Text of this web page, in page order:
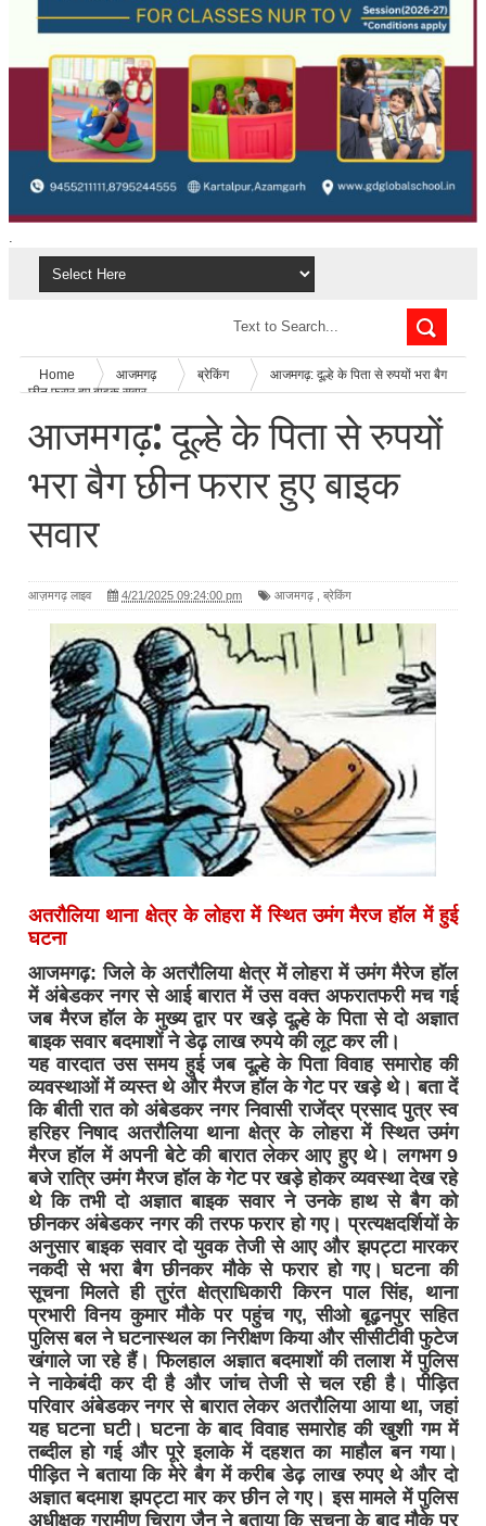
.
Home आजमगढ़ ब्रेकिंग
आजमगढ़: दूल्हे के पिता से रुपयों भरा बैग
छीन फरार हुए बाइक सवार
आजमगढ़: दूल्हे के पिता से रुपयों
भरा बैग छीन फरार हुए बाइक
सवार
आज़मगढ़ लाइव 4/21/2025 09:24:00 pm आजमगढ़ ब्रेकिंग
अतरौलिया थाना क्षेत्र के लोहरा में स्थित उमंग मैरज हॉल में हुई
घटना
आजमगढ़: जिले के अतरौलिया क्षेत्र में लोहरा में उमंग मैरेज हॉल
में अंबेडकर नगर से आई बारात में उस वक्त अफरातफरी मच गई
जब मैरज हॉल के मुख्य द्वार पर खड़े दूल्हे के पिता से दो अज्ञात
बाइक सवार बदमाशों ने डेढ़ लाख रुपये की लूट कर ली।
यह वारदात उस समय हुई जब दूल्हे के पिता विवाह समारोह की
व्यवस्थाओं में व्यस्त थे और मैरज हॉल के गेट पर खड़े थे। बता दें
कि बीती रात को अंबेडकर नगर निवासी राजेंद्र प्रसाद पुत्र स्व
हरिहर निषाद अतरौलिया थाना क्षेत्र के लोहरा में स्थित उमंग
मैरज हॉल में अपनी बेटे की बारात लेकर आए हुए थे। लगभग 9
बजे रात्रि उमंग मैरज हॉल के गेट पर खड़े होकर व्यवस्था देख रहे
थे कि तभी दो अज्ञात बाइक सवार ने उनके हाथ से बैग को
छीनकर अंबेडकर नगर की तरफ फरार हो गए। प्रत्यक्षदर्शियों के
अनुसार बाइक सवार दो युवक तेजी से आए और झपट्टा मारकर
नकदी से भरा बैग छीनकर मौके से फरार हो गए। घटना की
सूचना मिलते ही तुरंत क्षेत्राधिकारी किरन पाल सिंह, थाना
प्रभारी विनय कुमार मौके पर पहुंच गए, सीओ बूढ़नपुर सहित
पुलिस बल ने घटनास्थल का निरीक्षण किया और सीसीटीवी फुटेज
खंगाले जा रहे हैं। फिलहाल अज्ञात बदमाशों की तलाश में पुलिस
ने नाकेबंदी कर दी है और जांच तेजी से चल रही है। पीड़ित
परिवार अंबेडकर नगर से बारात लेकर अतरौलिया आया था, जहां
यह घटना घटी। घटना के बाद विवाह समारोह की खुशी गम में
तब्दील हो गई और पूरे इलाके में दहशत का माहौल बन गया।
पीड़ित ने बताया कि मेरे बैग में करीब डेढ़ लाख रुपए थे और दो
अज्ञात बदमाश झपट्टा मार कर छीन ले गए। इस मामले में पुलिस
अधीक्षक ग्रामीण चिराग जैन ने बताया कि सूचना के बाद मौके पर